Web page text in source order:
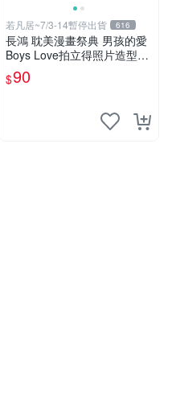
若凡居~7/3-14暫停出貨 616
長鴻 耽美漫畫祭典 男孩的愛
Boys Love拍立得照片造型透
卡 第二彈 不良的津田同學和
輔導老師.增田關係很差
$90